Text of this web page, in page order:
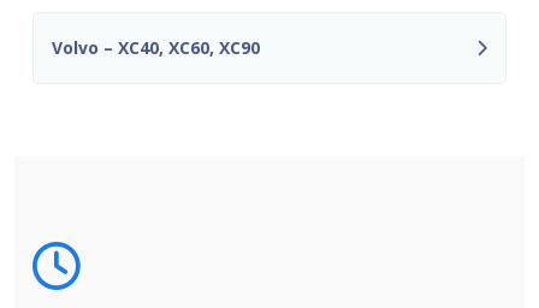
Volvo – XC40, XC60, XC90